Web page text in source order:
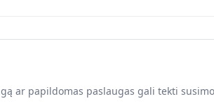
ar papildomas paslaugas gali tekti